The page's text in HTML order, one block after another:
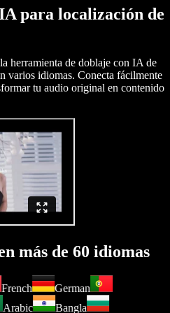
para localización de
herramienta de doblaje con IA de
varios idiomas. Conecta fácilmente
tu audio original en contenido
más de 60 idiomas
French
German
Arabic
Bangla